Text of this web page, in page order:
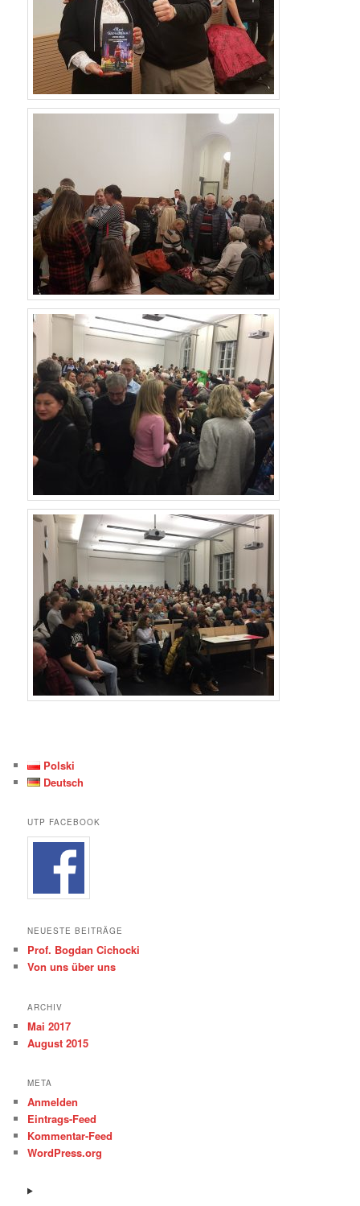
Polski
Deutsch
UTP FACEBOOK
NEUESTE BEITRÄGE
Prof. Bogdan Cichocki
Von uns über uns
ARCHIV
Mai 2017
August 2015
META
Anmelden
Eintrags-Feed
Kommentar-Feed
WordPress.org